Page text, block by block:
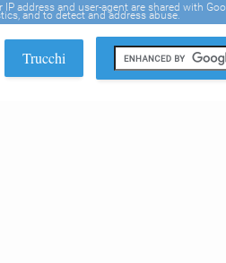
Trucchi
address and user-agent are shared with
and to detect and address abuse.